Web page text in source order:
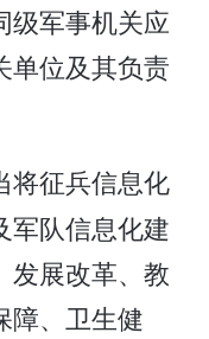
级军事机关应
单位及其负责
征兵信息化
军队信息化建
发展改革、教
障、卫生健